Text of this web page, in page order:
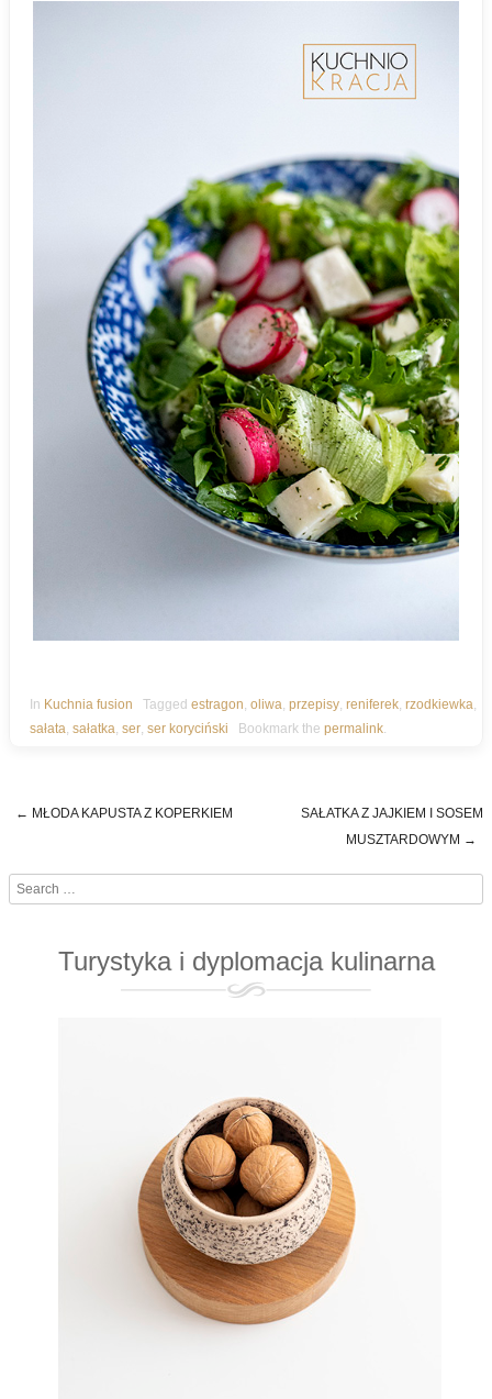
In Kuchnia fusion Tagged estragon oliwa przepisy reniferek rzodkiewka
sałata sałatka ser ser koryciński Bookmark the permalink
← MŁODA KAPUSTA Z KOPERKIEM
SAŁATKA Z JAJKIEM I SOSEM
MUSZTARDOWYM →
Search
Turystyka i dyplomacja kulinarna